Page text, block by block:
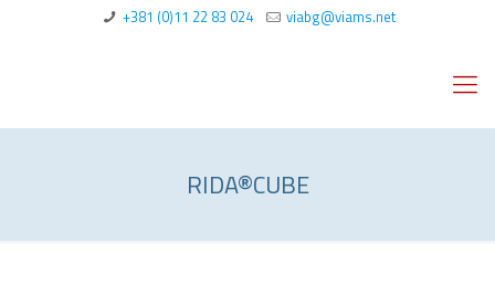
+381 (0)11 22 83 024 viabg@viams.net
RIDA®CUBE